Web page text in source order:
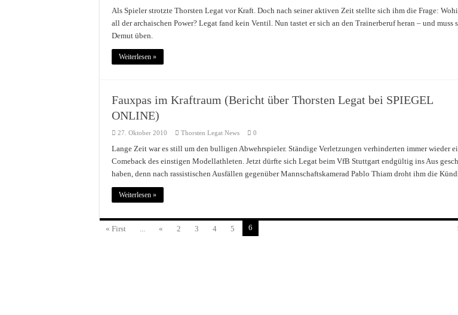
Als Spieler strotzte Thorsten Legat vor Kraft. Doch nach seiner aktiven Zeit stellte sich ihm die Frage:
all der archaischen Power? Legat fand kein Ventil. Nun tastet er sich an den Trainerberuf heran – und muss
Demut üben.
Weiterlesen »
Fauxpas im Kraftraum (Bericht über Thorsten Legat bei SPIEGEL
ONLINE)
27. Oktober 2010 Thorsten Legat News 0
Lange Zeit war es still um den bulligen Abwehrspieler. Ständige Verletzungen verhinderten immer wieder
Comeback des einstigen Modellathleten. Jetzt dürfte sich Legat beim VfB Stuttgart endgültig ins Aus
haben, denn nach rassistischen Ausfällen gegenüber Mannschaftskamerad Pablo Thiam droht ihm die
Weiterlesen »
« First ... « 2 3 4 5 6